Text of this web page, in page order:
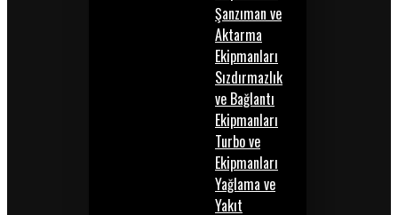
Şanzıman ve
Aktarma
Ekipmanları
Sızdırmazlık
ve Bağlantı
Ekipmanları
Turbo ve
Ekipmanları
Yağlama ve
Yakıt